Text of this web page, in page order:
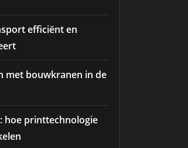
efficiënt en
met bouwkranen in de
hoe printtechnologie